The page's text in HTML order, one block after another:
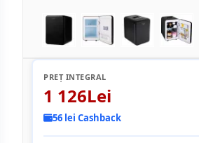
PREȚ INTEGRAL
1 126Lei
56 lei Cashback